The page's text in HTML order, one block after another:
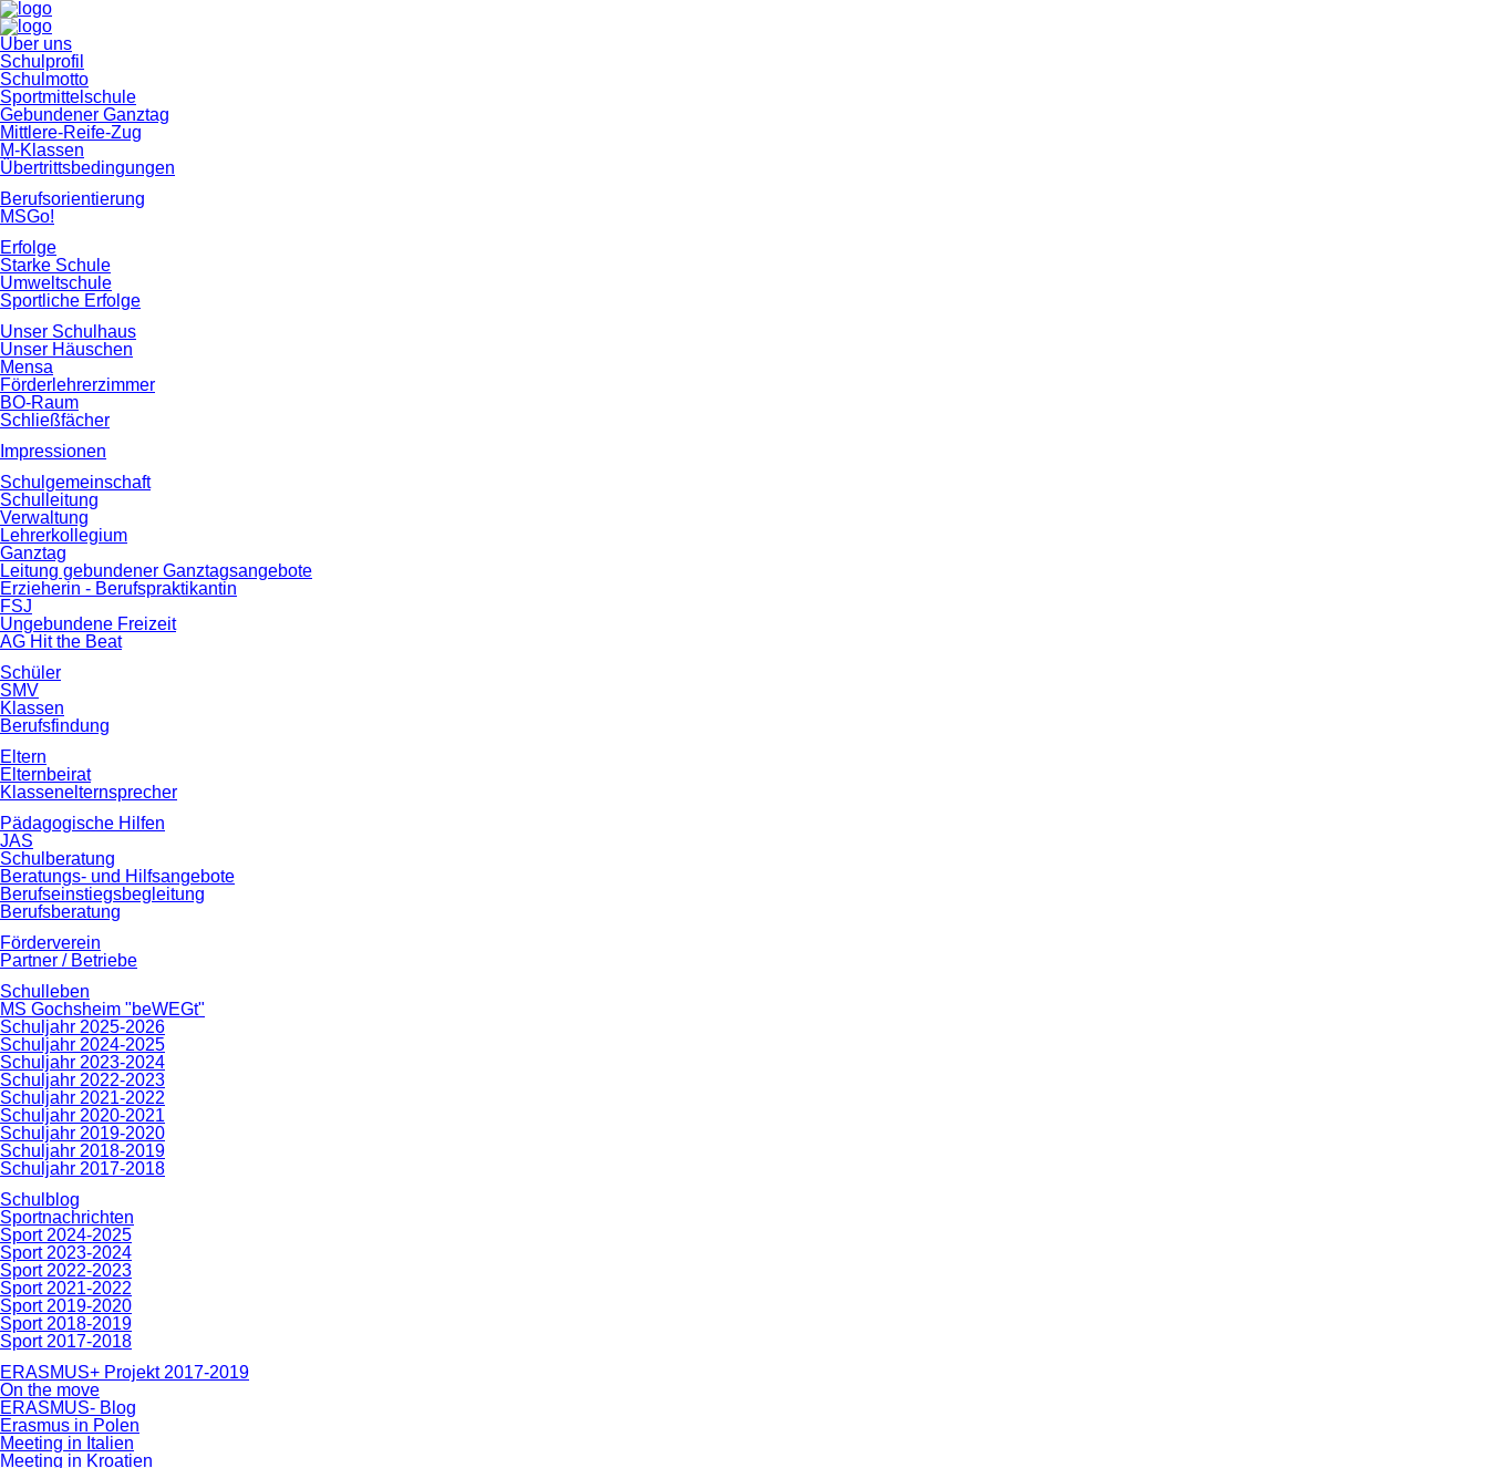
Navigation
überspringen
Über uns
Schulprofil
Schulmotto
Sportmittelschule
Gebundener Ganztag
Mittlere-Reife-Zug
M-Klassen
Übertrittsbedingungen
Berufsorientierung
MSGo!
Erfolge
Starke Schule
Umweltschule
Sportliche Erfolge
Unser Schulhaus
Unser Häuschen
Mensa
Förderlehrerzimmer
BO-Raum
Schließfächer
Impressionen
Schulgemeinschaft
Schulleitung
Verwaltung
Lehrerkollegium
Ganztag
Leitung gebundener Ganztagsangebote
Erzieherin - Berufspraktikantin
FSJ
Ungebundene Freizeit
AG Hit the Beat
Schüler
SMV
Klassen
Berufsfindung
Eltern
Elternbeirat
Klassenelternsprecher
Pädagogische Hilfen
JAS
Schulberatung
Beratungs- und Hilfsangebote
Berufseinstiegsbegleitung
Berufsberatung
Förderverein
Partner / Betriebe
Schulleben
MS Gochsheim "beWEGt"
Schuljahr 2025-2026
Schuljahr 2024-2025
Schuljahr 2023-2024
Schuljahr 2022-2023
Schuljahr 2021-2022
Schuljahr 2020-2021
Schuljahr 2019-2020
Schuljahr 2018-2019
Schuljahr 2017-2018
Schulblog
Sportnachrichten
Sport 2024-2025
Sport 2023-2024
Sport 2022-2023
Sport 2021-2022
Sport 2019-2020
Sport 2018-2019
Sport 2017-2018
ERASMUS+ Projekt 2017-2019
On the move
ERASMUS- Blog
Erasmus in Polen
Meeting in Italien
Meeting in Kroatien